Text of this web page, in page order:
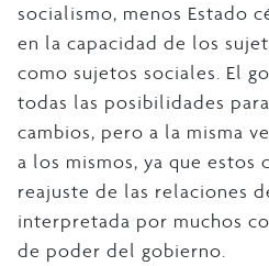
socialismo, menos Estado
en la capacidad de los
como sujetos sociales. El
todas las posibilidades
cambios, pero a la misma
a los mismos, ya que estos
reajuste de las relaciones
interpretada por muchos
de poder del gobierno.